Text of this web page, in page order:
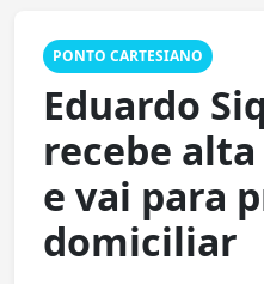
PONTO CARTESIANO
Eduardo
recebe
e vai para
domiciliar